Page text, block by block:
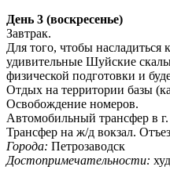
День 3 (воскресенье)
Завтрак.
Для того, чтобы
удивительные Шуйские
физической подготовки и
Отдых на территории базы
Освобождение номеров.
Автомобильный трансфер в
Трансфер на ж/д вокзал.
Города: Петрозаводск
Достопримечательности: